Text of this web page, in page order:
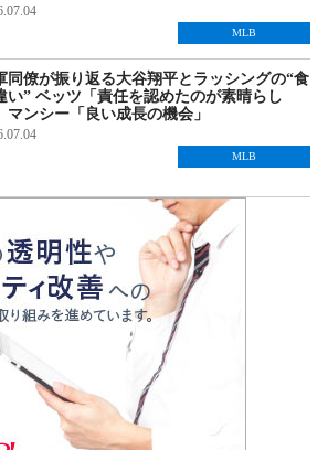
MLB
同僚が振り返る大谷翔平とラッシングの“食
い” ベッツ「責任を認めたのが素晴らし
マンシー「良い成長の機会」
MLB